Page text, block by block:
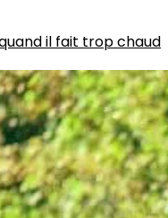
il fait trop chaud